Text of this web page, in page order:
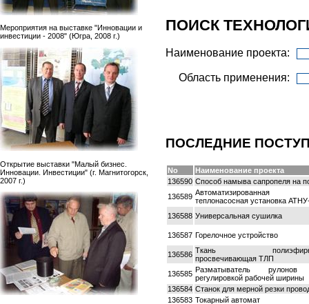
ПОИСК
Наименование проекта:
Область применения:
ПОСЛЕДНИЕ
No
Наименование проекта
136590 Способ намыва сапропеля на
136589 Автоматизированная
теплонасосная установка
136588 Универсальная сушилка
136587 Горелочное устройство
136586 Ткань
просвечивающая ТЛП
136585 Разматыватель
регулировкой рабочей ширины
136584 Станок для мерной резки
136583 Токарный автомат
Мероприятия на выставке "Инновации и
инвестиции - 2008" (Югра, 2008 г.)
Открытие выставки "Малый бизнес.
Инновации. Инвестиции" (г. Магнитогорск,
2007 г.)